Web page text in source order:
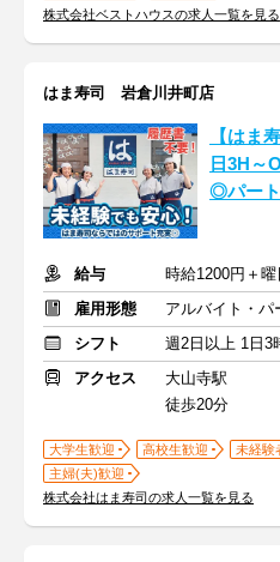
株式会社ベストハウスの求人一覧を見る
はま寿司 岩倉川井町店
【はま
日3H～
◎パート
給与
時給1200円＋
雇用形態
アルバイト・パ
シフト
週2日以上 1日3
アクセス
大山寺駅
徒歩20分
大学生歓迎 高校生歓迎 未経験
主婦(夫)歓迎
株式会社はま寿司の求人一覧を見る